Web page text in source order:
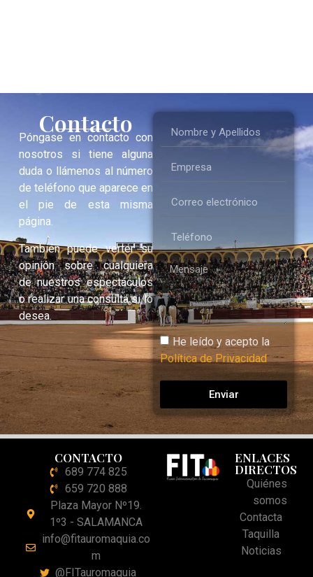
Contacto
Póngase en contacto con
nosotros si tiene alguna
duda o llámenos al número
de teléfono que aparece en
el pie de esta misma
página.
También puede verter su
opinión sobre cualquiera
de nuestros espectáculos
o realizar una consulta si lo
desea.
He leído y acepto la
Política de Privacidad
Enviar
CONTACTO
689 774 825
659 720 888
Plaza Mayor Nº19.
1º3 - SALAMANCA
info@fitauromaquia.co
m
@FITauromaquia
ENLACES
DIRECTOS
Quiénes
somos
Contacta
Taquilla
Noticias